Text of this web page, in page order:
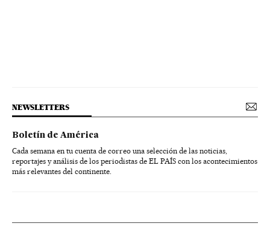
NEWSLETTERS
Boletín de América
Cada semana en tu cuenta de correo una selección de las noticias,
reportajes y análisis de los periodistas de EL PAÍS con los acontecimientos
más relevantes del continente.